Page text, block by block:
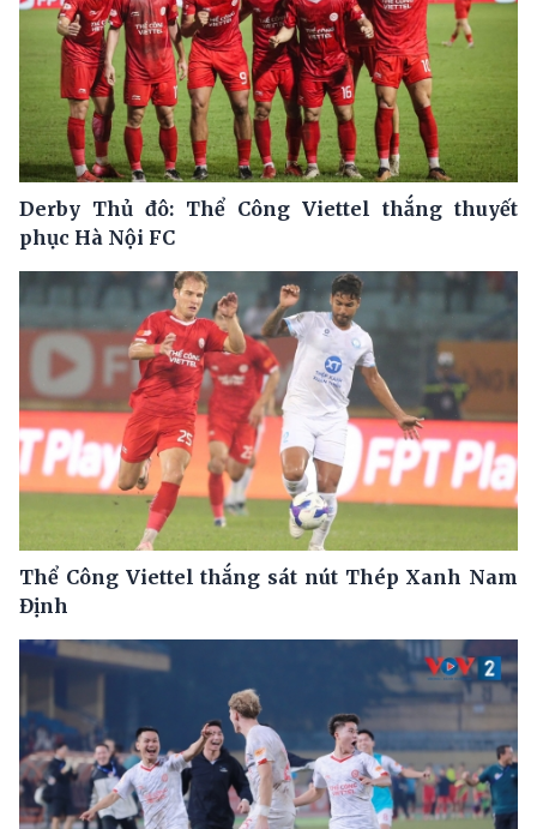
Derby Thủ đô: Thể Công Viettel thắng thuyết
phục Hà Nội FC
Thể Công Viettel thắng sát nút Thép Xanh Nam
Định